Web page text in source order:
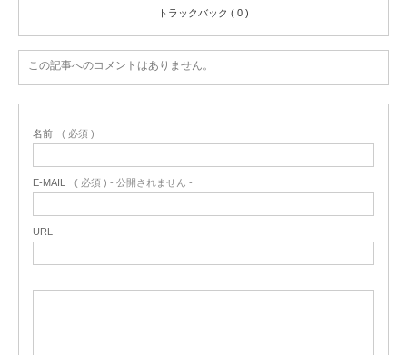
トラックバック ( 0 )
この記事へのコメントはありません。
名前 ( 必須 )
E-MAIL ( 必須 ) - 公開されません -
URL